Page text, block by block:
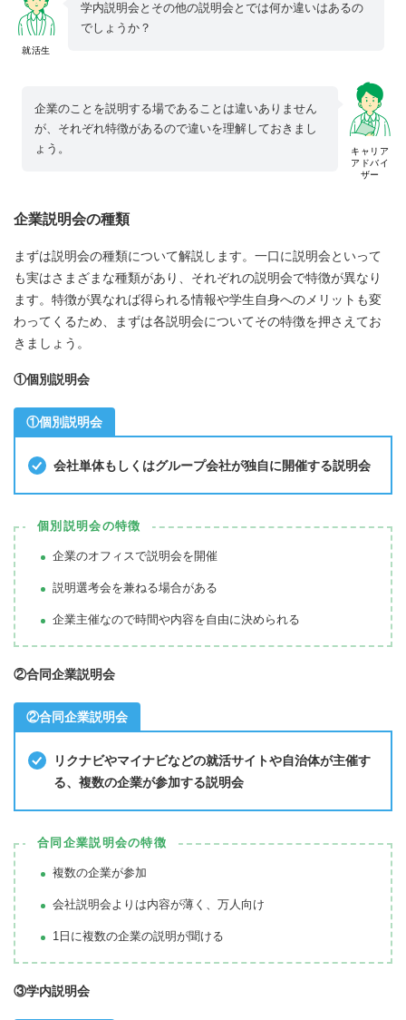
就活生
学内説明会とその他の説明会とでは何か違いはあるの
でしょうか？
キャリア
アドバイ
ザー
企業のことを説明する場であることは違いありません
が、それぞれ特徴があるので違いを理解しておきまし
ょう。
企業説明会の種類
まずは説明会の種類について解説します。一口に説明会といって
も実はさまざまな種類があり、それぞれの説明会で特徴が異なり
ます。特徴が異なれば得られる情報や学生自身へのメリットも変
わってくるため、まずは各説明会についてその特徴を押さえてお
きましょう。
①個別説明会
①個別説明会
会社単体もしくはグループ会社が独自に開催する説明会
個別説明会の特徴
企業のオフィスで説明会を開催
説明選考会を兼ねる場合がある
企業主催なので時間や内容を自由に決められる
②合同企業説明会
②合同企業説明会
リクナビやマイナビなどの就活サイトや自治体が主催す
る、複数の企業が参加する説明会
合同企業説明会の特徴
複数の企業が参加
会社説明会よりは内容が薄く、万人向け
1日に複数の企業の説明が聞ける
③学内説明会